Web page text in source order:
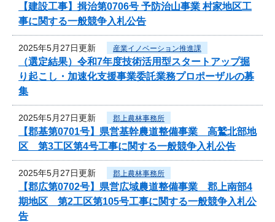
【建設工事】揖治第0706号 予防治山事業 村家地区工
事に関する一般競争入札公告
2025年5月27日更新 産業イノベーション推進課
（選定結果）令和7年度技術活用型スタートアップ掘
り起こし・加速化支援事業委託業務プロポーザルの募
集
2025年5月27日更新 郡上農林事務所
【郡基第0701号】県営基幹農道整備事業 高鷲北部地
区 第3工区第4号工事に関する一般競争入札公告
2025年5月27日更新 郡上農林事務所
【郡広第0702号】県営広域農道整備事業 郡上南部4
期地区 第2工区第105号工事に関する一般競争入札公
告